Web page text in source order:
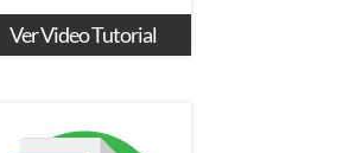
Ver Video Tutorial